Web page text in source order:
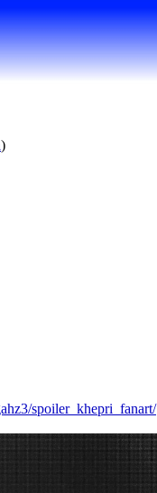
)
spoiler_khepri_fanart/